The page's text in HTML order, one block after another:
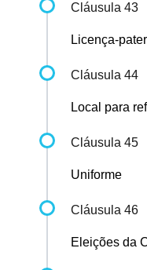
Cláusula 43
Licença-
Cláusula 44
Local para
Cláusula 45
Uniforme
Cláusula 46
Eleições da